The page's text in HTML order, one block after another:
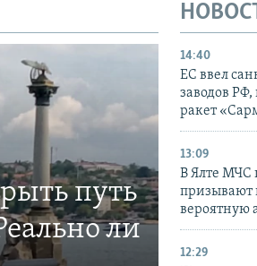
путь
ли
14:40
ЕС ввел
заводов
ракет
13:09
В Ялте МЧС
призывают
вероятную
12:29